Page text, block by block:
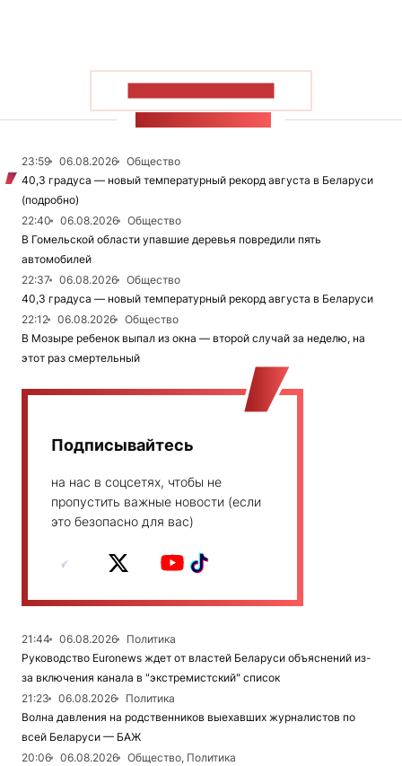
23:59 06.08.2026
Общество
40,3 градуса — новый температурный рекорд августа в Беларуси
(подробно)
22:40
06.08.2026
Общество
В Гомельской области упавшие деревья повредили пять
автомобилей
22:37
06.08.2026
Общество
40,3 градуса — новый температурный рекорд августа в Беларуси
22:12
06.08.2026
Общество
В Мозыре ребенок выпал из окна — второй случай за неделю, на
этот раз смертельный
Подписывайтесь
на нас в соцсетях, чтобы не
пропустить важные новости (если
это безопасно для вас)
21:44 06.08.2026
Политика
Руководство Euronews ждет от властей Беларуси объяснений из-
за включения канала в "экстремистский" список
21:23
06.08.2026
Политика
Волна давления на родственников выехавших журналистов по
всей Беларуси — БАЖ
20:06
06.08.2026
Общество, Политика